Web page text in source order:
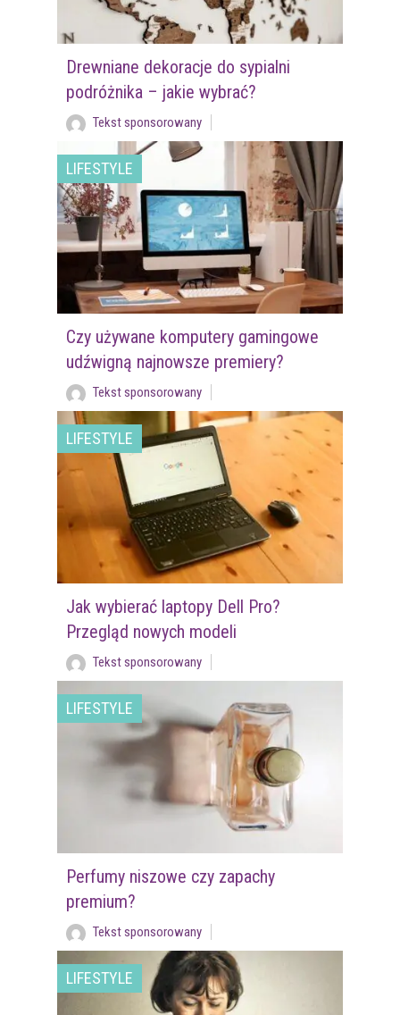
Drewniane dekoracje do sypialni
podróżnika – jakie wybrać?
Tekst sponsorowany
LIFESTYLE
Czy używane komputery gamingowe
udźwigną najnowsze premiery?
Tekst sponsorowany
LIFESTYLE
Jak wybierać laptopy Dell Pro?
Przegląd nowych modeli
Tekst sponsorowany
LIFESTYLE
Perfumy niszowe czy zapachy
premium?
Tekst sponsorowany
LIFESTYLE